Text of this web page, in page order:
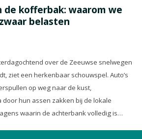
de kofferbak: waarom we
belasten
over de Zeeuwse snelwegen
ziet een herkenbaar schouwspel. Auto’s
op weg naar de kust,
hun assen zakken bij de lokale
waarin de achterbank volledig is